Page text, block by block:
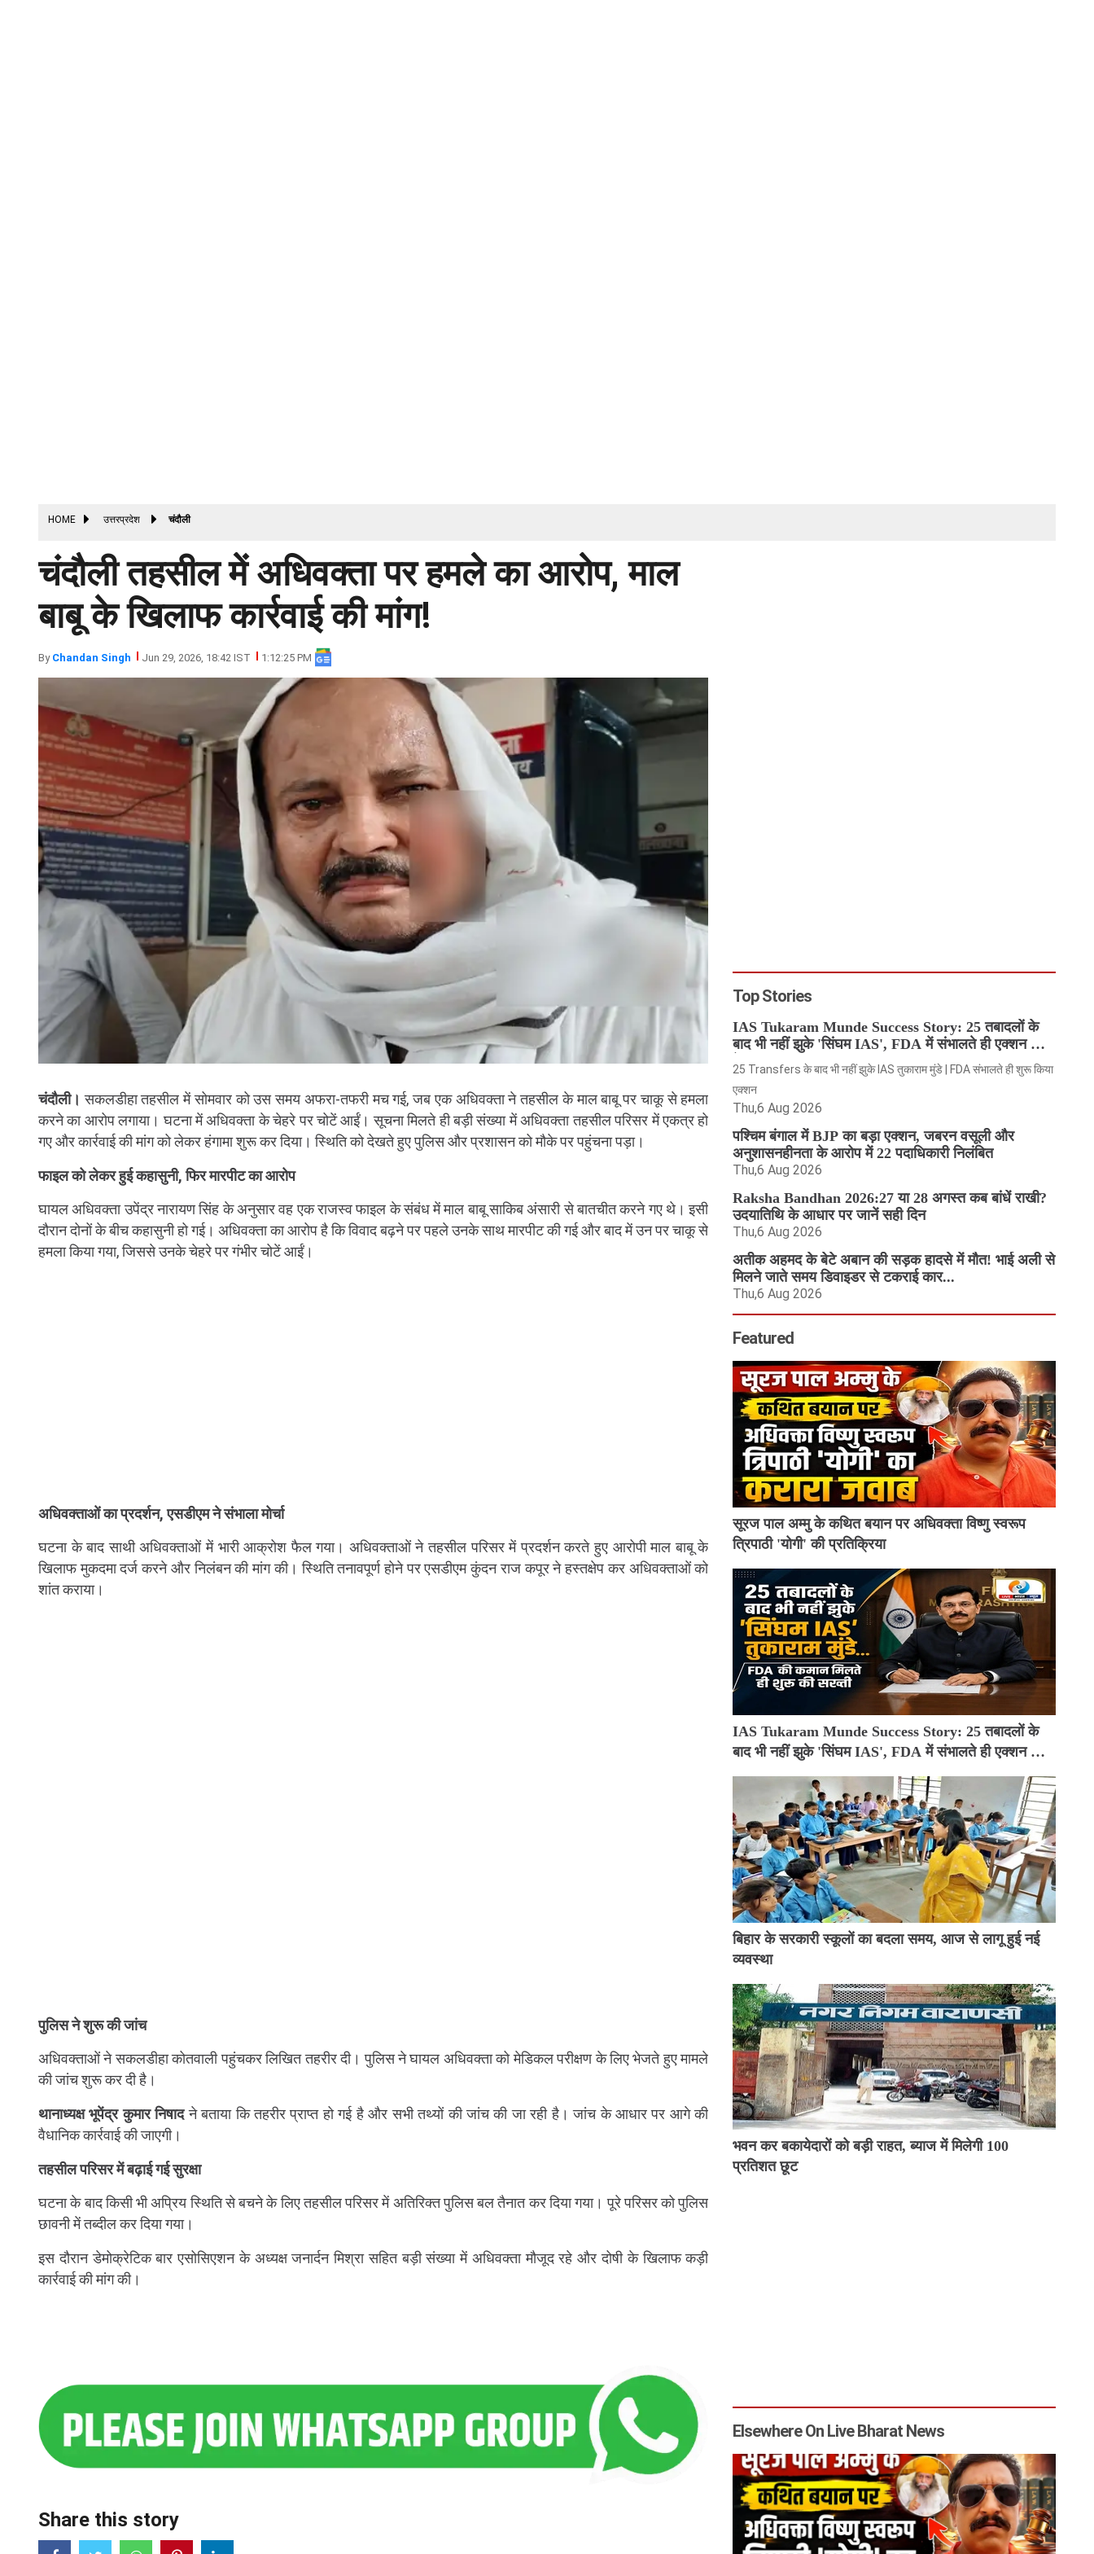
HOME उत्तरप्रदेश चंदौली
चंदौली तहसील में अधिवक्ता पर हमले का आरोप, माल
बाबू के खिलाफ कार्रवाई की मांग!
By Chandan Singh Jun 29, 2026, 18:42 IST 1:12:25 PM
चंदौली। सकलडीहा तहसील में सोमवार को उस समय अफरा-तफरी मच गई, जब एक अधिवक्ता ने तहसील के माल बाबू पर चाकू से हमला
करने का आरोप लगाया। घटना में अधिवक्ता के चेहरे पर चोटें आईं। सूचना मिलते ही बड़ी संख्या में अधिवक्ता तहसील परिसर में एकत्र हो
गए और कार्रवाई की मांग को लेकर हंगामा शुरू कर दिया। स्थिति को देखते हुए पुलिस और प्रशासन को मौके पर पहुंचना पड़ा।
फाइल को लेकर हुई कहासुनी, फिर मारपीट का आरोप
घायल अधिवक्ता उपेंद्र नारायण सिंह के अनुसार वह एक राजस्व फाइल के संबंध में माल बाबू साकिब अंसारी से बातचीत करने गए थे। इसी
दौरान दोनों के बीच कहासुनी हो गई। अधिवक्ता का आरोप है कि विवाद बढ़ने पर पहले उनके साथ मारपीट की गई और बाद में उन पर चाकू से
हमला किया गया, जिससे उनके चेहरे पर गंभीर चोटें आईं।
अधिवक्ताओं का प्रदर्शन, एसडीएम ने संभाला मोर्चा
घटना के बाद साथी अधिवक्ताओं में भारी आक्रोश फैल गया। अधिवक्ताओं ने तहसील परिसर में प्रदर्शन करते हुए आरोपी माल बाबू के
खिलाफ मुकदमा दर्ज करने और निलंबन की मांग की। स्थिति तनावपूर्ण होने पर एसडीएम कुंदन राज कपूर ने हस्तक्षेप कर अधिवक्ताओं को
शांत कराया।
पुलिस ने शुरू की जांच
अधिवक्ताओं ने सकलडीहा कोतवाली पहुंचकर लिखित तहरीर दी। पुलिस ने घायल अधिवक्ता को मेडिकल परीक्षण के लिए भेजते हुए मामले
की जांच शुरू कर दी है।
थानाध्यक्ष भूपेंद्र कुमार निषादने बताया कि तहरीर प्राप्त हो गई है और सभी तथ्यों की जांच की जा रही है। जांच के आधार पर आगे की
वैधानिक कार्रवाई की जाएगी।
तहसील परिसर में बढ़ाई गई सुरक्षा
घटना के बाद किसी भी अप्रिय स्थिति से बचने के लिए तहसील परिसर में अतिरिक्त पुलिस बल तैनात कर दिया गया। पूरे परिसर को पुलिस
छावनी में तब्दील कर दिया गया।
इस दौरान डेमोक्रेटिक बार एसोसिएशन के अध्यक्ष जनार्दन मिश्रा सहित बड़ी संख्या में अधिवक्ता मौजूद रहे और दोषी के खिलाफ कड़ी
कार्रवाई की मांग की।
Share this story
Top Stories
IAS Tukaram Munde Success Story: 25 तबादलों के
बाद भी नहीं झुके 'सिंघम IAS', FDA में संभालते ही एक्शन मोड
में आए
25 Transfers के बाद भी नहीं झुके IAS तुकाराम मुंडे | FDA संभालते ही शुरू किया
एक्शन
Thu,6 Aug 2026
पश्चिम बंगाल में BJP का बड़ा एक्शन, जबरन वसूली और
अनुशासनहीनता के आरोप में 22 पदाधिकारी निलंबित
Thu,6 Aug 2026
Raksha Bandhan 2026:27 या 28 अगस्त कब बांधें राखी?
उदयातिथि के आधार पर जानें सही दिन
Thu,6 Aug 2026
अतीक अहमद के बेटे अबान की सड़क हादसे में मौत! भाई अली से
मिलने जाते समय डिवाइडर से टकराई कार...
Thu,6 Aug 2026
Featured
सूरज पाल अम्मु के कथित बयान पर अधिवक्ता विष्णु स्वरूप
त्रिपाठी 'योगी' की प्रतिक्रिया
IAS Tukaram Munde Success Story: 25 तबादलों के
बाद भी नहीं झुके 'सिंघम IAS', FDA में संभालते ही एक्शन मोड
बिहार के सरकारी स्कूलों का बदला समय, आज से लागू हुई नई
व्यवस्था
भवन कर बकायेदारों को बड़ी राहत, ब्याज में मिलेगी 100
प्रतिशत छूट
Elsewhere On Live Bharat News